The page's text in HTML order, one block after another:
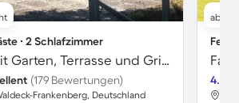
∙ 2 Schlafzimmer
Ferienhaus mit Garten, Terrasse und Grill | Bergblick
(179 Bewertungen)
Frankenberg, Deutschland
ab
4.7